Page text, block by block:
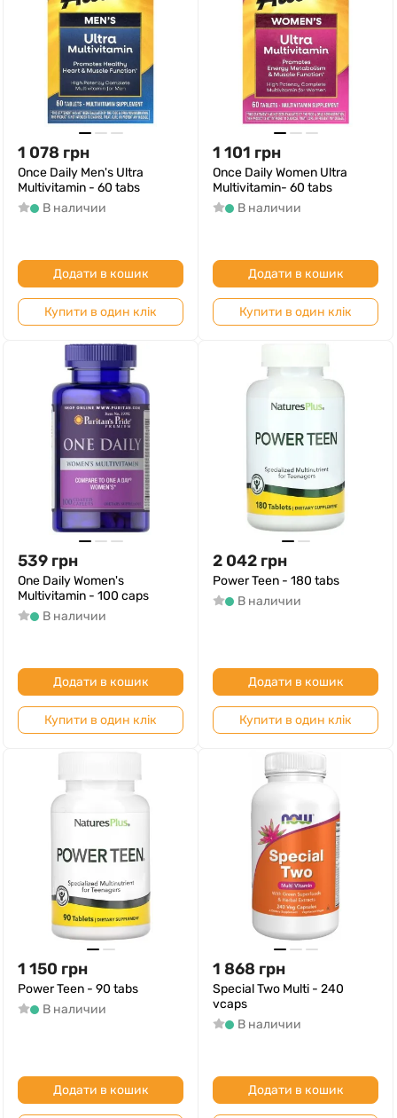
1 078 грн
Once Daily Men's Ultra
Multivitamin - 60 tabs
В наличии
Додати в кошик
Купити в один клік
1 101 грн
Once Daily Women Ultra
Multivitamin- 60 tabs
В наличии
Додати в кошик
Купити в один клік
539 грн
One Daily Women's
Multivitamin - 100 caps
В наличии
Додати в кошик
Купити в один клік
2 042 грн
Power Teen - 180 tabs
В наличии
Додати в кошик
Купити в один клік
1 150 грн
Power Teen - 90 tabs
В наличии
Додати в кошик
1 868 грн
Special Two Multi - 240
vcaps
В наличии
Додати в кошик